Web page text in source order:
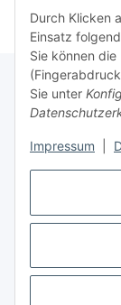
Durch Klicken
Einsatz
Sie können
Sie unter
Impressum
Gesetzliche
* Alle Preise inkl.